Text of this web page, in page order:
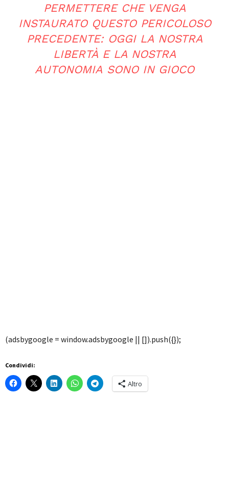
PERMETTERE CHE VENGA
INSTAURATO QUESTO PERICOLOSO
PRECEDENTE: OGGI LA NOSTRA
LIBERTÀ E LA NOSTRA
AUTONOMIA SONO IN GIOCO
(adsbygoogle = window.adsbygoogle || []).push({});
Condividi:
Altro